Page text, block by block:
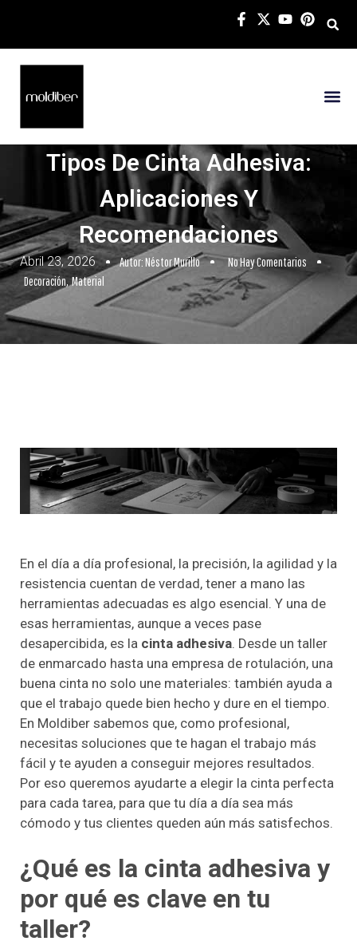
Tipos De Cinta Adhesiva:
Aplicaciones Y
Recomendaciones
Abril 23, 2026 Autor:Néstor Murillo
No Hay Comentarios
Decoración,Material
En el día a día profesional, la precisión, la agilidad y la
resistencia cuentan de verdad, tener a mano las
herramientas adecuadas es algo esencial. Y una de
esas herramientas, aunque a veces pase
desapercibida, es la cinta adhesiva. Desde un taller
de enmarcado hasta una empresa de rotulación, una
buena cinta no solo une materiales: también ayuda a
que el trabajo quede bien hecho y dure en el tiempo.
En Moldiber sabemos que, como profesional,
necesitas soluciones que te hagan el trabajo más
fácil y te ayuden a conseguir mejores resultados.
Por eso queremos ayudarte a elegir la cinta perfecta
para cada tarea, para que tu día a día sea más
cómodo y tus clientes queden aún más satisfechos.
¿Qué es la cinta adhesiva y
por qué es clave en tu
taller?